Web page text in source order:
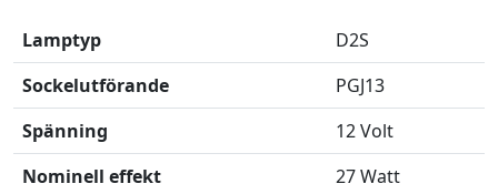
Lamptyp
D2S
Sockelutförande
PGJ13
Spänning
12 Volt
Nominell effekt
27 Watt